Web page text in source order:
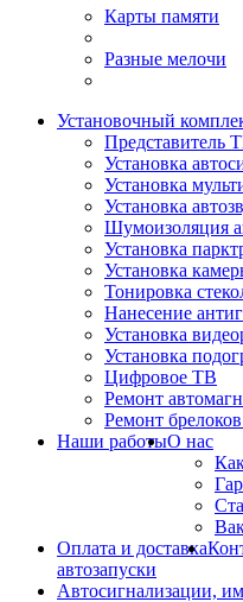
Карты памяти
Разные мелочи
Установочный
Представитель
Установка
Установка
Установка
Шумоизоляция
Установка
Установка
Тонировка
Нанесение
Установка
Установка
Цифровое ТВ
Ремонт
Ремонт
Наши работыО нас
Оплата и доставка
автозапуски
Автосигнализации,